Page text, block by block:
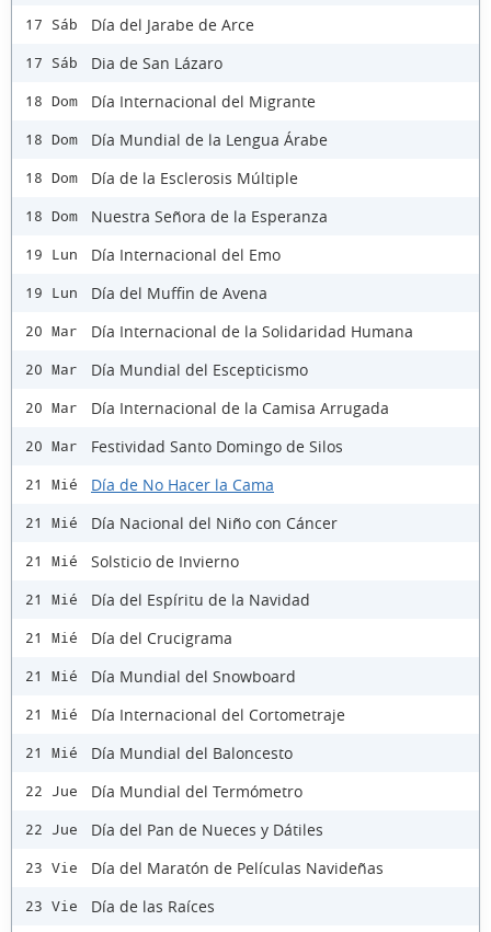
17 Sáb Día del Jarabe de Arce
17 Sáb Dia de San Lázaro
18 Dom Día Internacional del Migrante
18 Dom Día Mundial de la Lengua Árabe
18 Dom Día de la Esclerosis Múltiple
18 Dom Nuestra Señora de la Esperanza
19 Lun Día Internacional del Emo
19 Lun Día del Muffin de Avena
20 Mar Día Internacional de la Solidaridad Humana
20 Mar Día Mundial del Escepticismo
20 Mar Día Internacional de la Camisa Arrugada
20 Mar Festividad Santo Domingo de Silos
21 Mié Día de No Hacer la Cama
21 Mié Día Nacional del Niño con Cáncer
21 Mié Solsticio de Invierno
21 Mié Día del Espíritu de la Navidad
21 Mié Día del Crucigrama
21 Mié Día Mundial del Snowboard
21 Mié Día Internacional del Cortometraje
21 Mié Día Mundial del Baloncesto
22 Jue Día Mundial del Termómetro
22 Jue Día del Pan de Nueces y Dátiles
23 Vie Día del Maratón de Películas Navideñas
23 Vie Día de las Raíces